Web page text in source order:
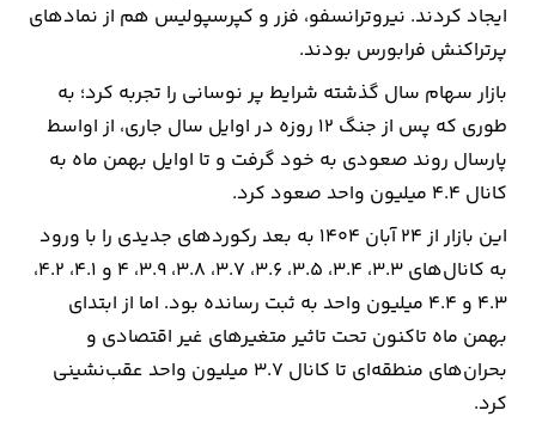
ایجاد کردند. نیروترانسفو، فزر و کپرسپولیس هم از نمادهای
پرتراکنش فرابورس بودند.
بازار سهام سال گذشته شرایط پر نوسانی را تجربه کرد؛ به
طوری که پس از جنگ ۱۲ روزه در اوایل سال جاری، از اواسط
پارسال روند صعودی به خود گرفت و تا اوایل بهمن ماه به
کانال ۴.۴ میلیون واحد صعود کرد.
این بازار از ۲۴ آبان ۱۴۰۴ به بعد رکوردهای جدیدی را با ورود
به کانال‌های ۳.۳، ۳.۴، ۳.۵، ۳.۶، ۳.۷، ۳.۸، ۳.۹، ۴ و ۴.۱، ۴.۲،
۴.۳ و ۴.۴ میلیون واحد به ثبت رسانده بود. اما از ابتدای
بهمن ماه تاکنون تحت تاثیر متغیرهای غیر اقتصادی و
بحران‌های منطقه‌ای تا کانال ۳.۷ میلیون واحد عقب‌نشینی
کرد.